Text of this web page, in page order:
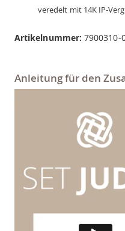
veredelt mit 14K IP-
Artikelnummer:7900310-
Anleitung für den